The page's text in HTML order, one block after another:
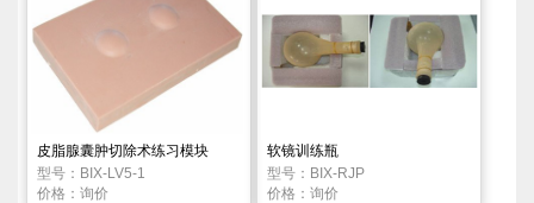
皮脂腺囊肿切除术练习模块
型号：BIX-LV5-1
价格：询价
软镜训练瓶
型号：BIX-RJP
价格：询价